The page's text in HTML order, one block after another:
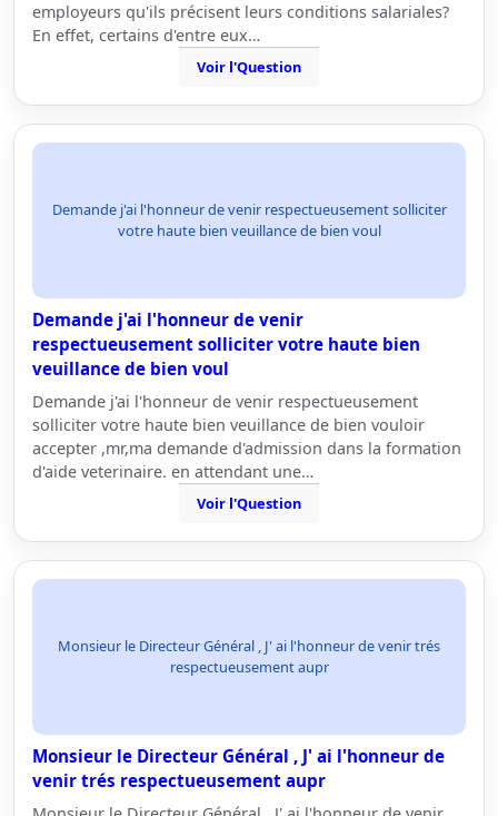
employeurs qu'ils précisent leurs conditions salariales?
En effet, certains d'entre eux…
Voir l'Question
Demande j'ai l'honneur de venir respectueusement solliciter
votre haute bien veuillance de bien voul
Demande j'ai l'honneur de venir
respectueusement solliciter votre haute bien
veuillance de bien voul
Demande j'ai l'honneur de venir respectueusement
solliciter votre haute bien veuillance de bien vouloir
accepter ,mr,ma demande d'admission dans la formation
d'aide veterinaire. en attendant une…
Voir l'Question
Monsieur le Directeur Général , J' ai l'honneur de venir trés
respectueusement aupr
Monsieur le Directeur Général , J' ai l'honneur de
venir trés respectueusement aupr